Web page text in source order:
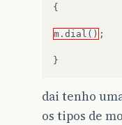
{
m.dial() ;
}
dai tenho
os tipos de